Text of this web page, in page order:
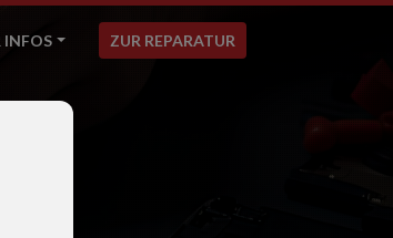
INFOS ZUR REPARATUR